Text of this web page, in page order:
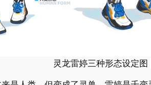
灵龙雷婷三种形态设定图 |